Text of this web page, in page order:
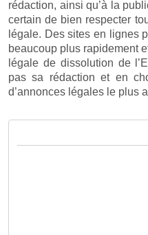
rédaction, ainsi qu’à la
certain de bien respecter
légale. Des sites en lignes
beaucoup plus rapidement
légale de dissolution de
pas sa rédaction et en
d’annonces légales le plus